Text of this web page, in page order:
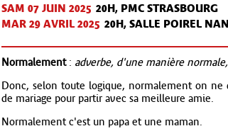
SAM 07 JUIN 2025 20H, PMC STRASBOURG
MAR 29 AVR IL 2025 20H, SALLE POIREL
Normalement : adverbe, d'une manière
Donc, selon toute logique, normalement on
de mariage pour partir avec sa meilleure amie.
Normalement c'est un papa et une maman.